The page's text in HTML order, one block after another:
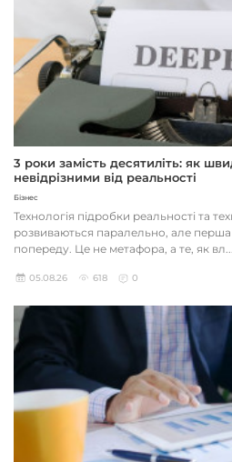
3 роки замість десятиліть: як
невідрізними від реальності
Бізнес
Технологія підробки реальності та
розвиваються паралельно, але
попереду. Це не метафора, а те, як вл...
05.08.26 618 0